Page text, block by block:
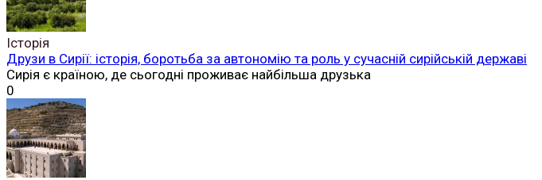
Історія
Друзи в Сирії: історія, боротьба за автономію та роль у сучасній сирійській державі
Сирія є країною, де сьогодні проживає найбільша друзька
0